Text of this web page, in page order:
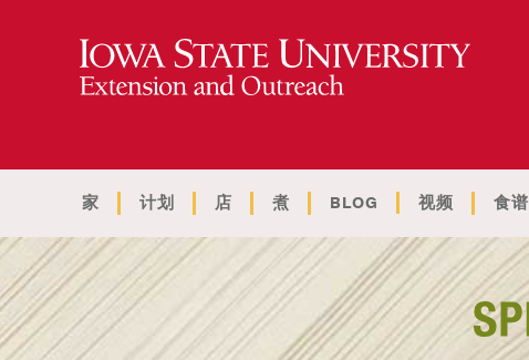
家 计划 店 煮 BLOG 视频 食谱